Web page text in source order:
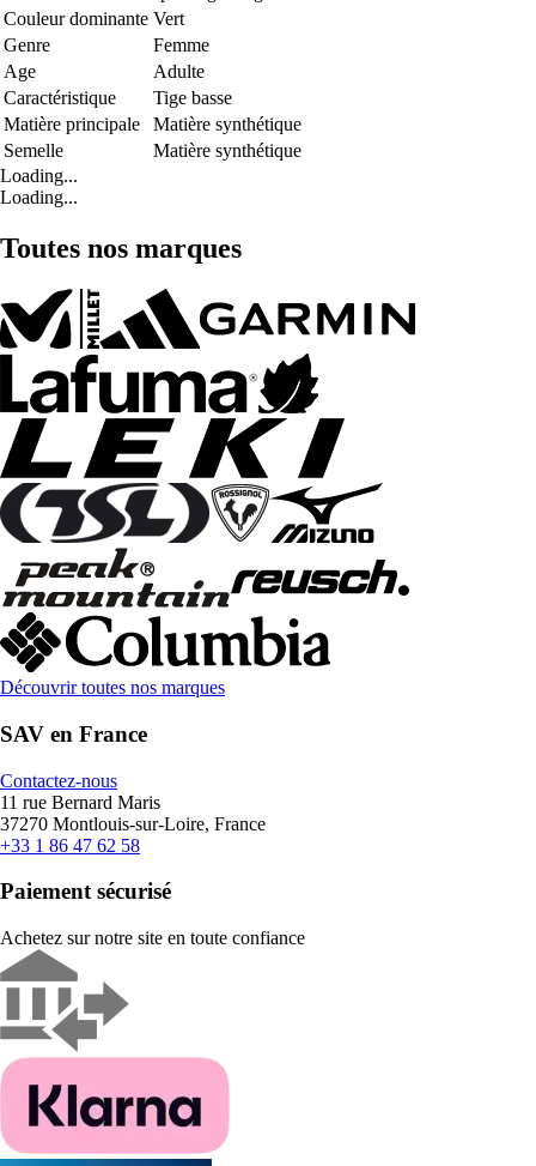
Couleur dominante Vert
Genre
Femme
Age
Adulte
Caractéristique
Tige basse
Matière principale
Matière synthétique
Semelle
Matière synthétique
Loading...
Loading...
Toutes nos marques
Découvrir toutes nos marques
SAV en France
Contactez-nous
11 rue Bernard Maris
37270 Montlouis-sur-Loire, France
+33 1 86 47 62 58
Paiement sécurisé
Achetez sur notre site en toute confiance